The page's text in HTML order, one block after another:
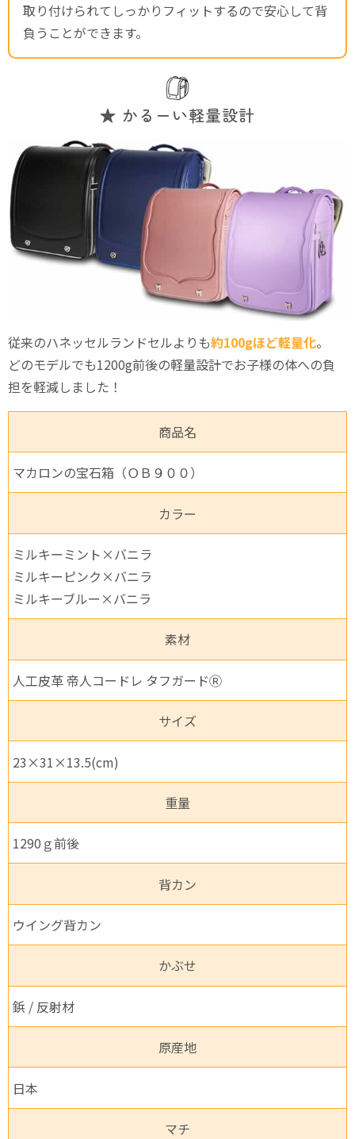
取り付けられてしっかりフィットするので安心して背
負うことができます。
★ かるーい軽量設計
従来のハネッセルランドセルよりも約100gほど軽量化。
どのモデルでも1200g前後の軽量設計でお子様の体への負
担を軽減しました！
商品名
マカロンの宝石箱（ＯＢ９００）
カラー
ミルキーミント×バニラ
ミルキーピンク×バニラ
ミルキーブルー×バニラ
素材
人工皮革 帝人コードレ タフガードⓇ
サイズ
23×31×13.5(cm)
重量
1290ｇ前後
背カン
ウイング背カン
かぶせ
鋲 / 反射材
原産地
日本
マチ